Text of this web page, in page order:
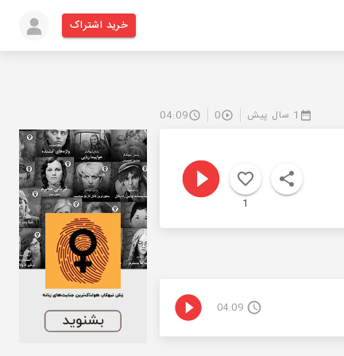
خرید اشتراک
1 سال پیش 0
04:09
1
04:09